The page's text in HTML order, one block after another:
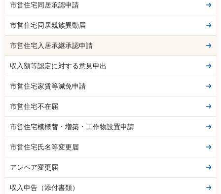
市営住宅同居承認申請
市営住宅同居親族異動届
市営住宅入居承継承認申請
収入額等認定に対する意見申出
市営住宅家賃等減免申請
市営住宅不在届
市営住宅模様替・増築・工作物設置申請
市営住宅氏名等変更届
アンペア変更届
収入申告（添付書類）